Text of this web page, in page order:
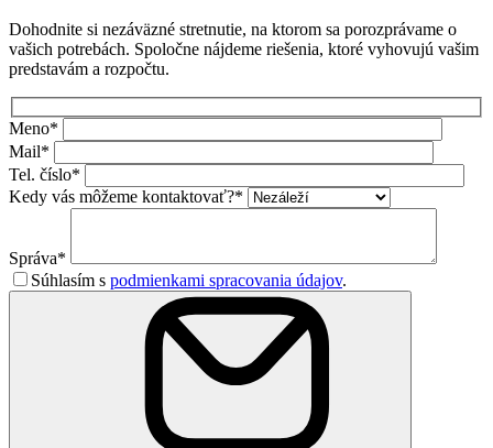
Dohodnite si nezáväzné stretnutie, na ktorom sa porozprávame o
vašich potrebách. Spoločne nájdeme riešenia, ktoré vyhovujú vašim
predstavám a rozpočtu.
Meno*
Mail*
Tel. číslo*
Kedy vás môžeme kontaktovať?*
Správa*
Súhlasím s podmienkami spracovania údajov.